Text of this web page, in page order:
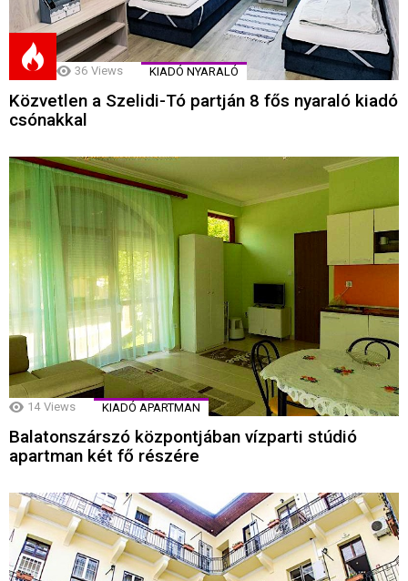
36 Views KIADÓ NYARALÓ
Közvetlen a Szelidi-Tó partján 8 fős nyaraló kiadó
csónakkal
14 Views KIADÓ APARTMAN
Balatonszárszó központjában vízparti stúdió
apartman két fő részére